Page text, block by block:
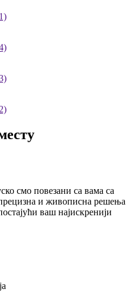
смо повезани са вама са
и живописна решења
ваш најискренији